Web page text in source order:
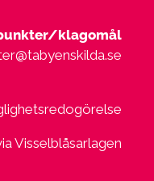
klagomål
Visselblåsarlagen